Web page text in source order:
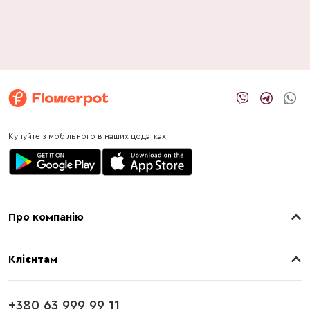
Купуйте з мобільного в наших додатках
Про компанію
Клієнтам
+380 63 999 99 11